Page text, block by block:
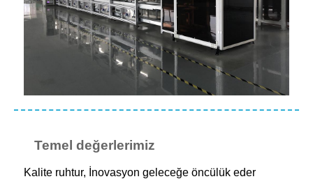
Temel değerlerimiz
Kalite ruhtur, İnovasyon geleceğe öncülük eder